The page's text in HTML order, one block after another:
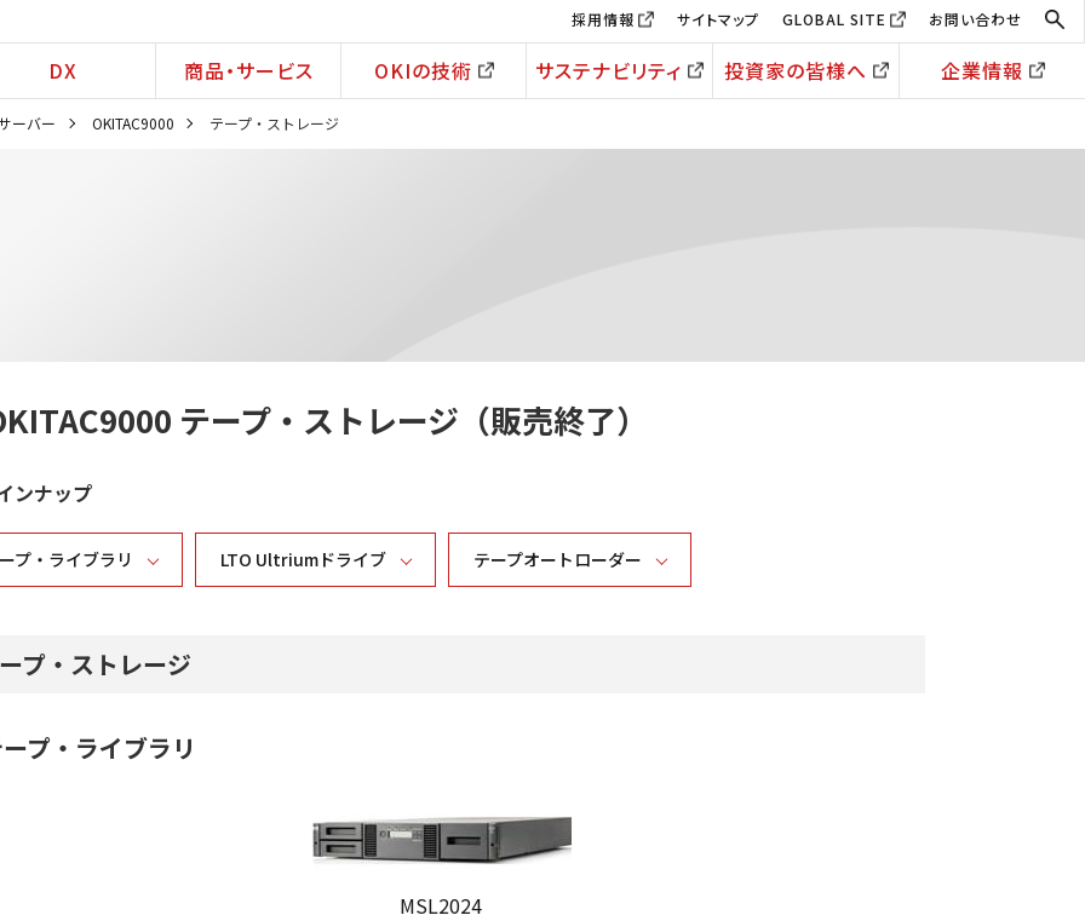
採用情報 サイトマップ GLOBAL SITE お問い合わせ
DX 商品・サービス OKIの技術 サステナビリティ 投資家の皆様へ 企業情報
ーバー OKITAC9000 テープ・ストレージ
テープ・ストレージ（販売終了）
ンナップ
プ・ライブラリ LTO Ultriumドライブ テープオートローダー
プ・ストレージ
プ・ライブラリ
MSL2024